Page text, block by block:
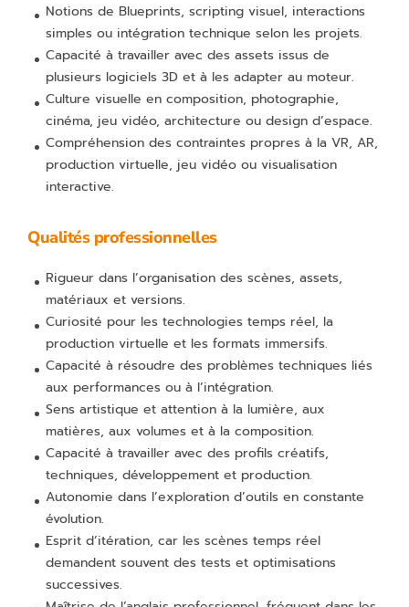
Notions de Blueprints, scripting visuel, interactions
simples ou intégration technique selon les projets.
Capacité à travailler avec des assets issus de
plusieurs logiciels 3D et à les adapter au moteur.
Culture visuelle en composition, photographie,
cinéma, jeu vidéo, architecture ou design d’espace.
Compréhension des contraintes propres à la VR, AR,
production virtuelle, jeu vidéo ou visualisation
interactive.
Qualités professionnelles
Rigueur dans l’organisation des scènes, assets,
matériaux et versions.
Curiosité pour les technologies temps réel, la
production virtuelle et les formats immersifs.
Capacité à résoudre des problèmes techniques liés
aux performances ou à l’intégration.
Sens artistique et attention à la lumière, aux
matières, aux volumes et à la composition.
Capacité à travailler avec des profils créatifs,
techniques, développement et production.
Autonomie dans l’exploration d’outils en constante
évolution.
Esprit d’itération, car les scènes temps réel
demandent souvent des tests et optimisations
successives.